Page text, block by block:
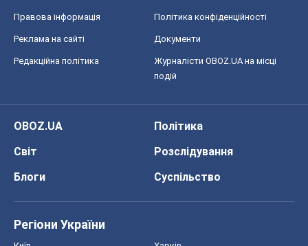
Правова інформація Політика конфіденційності
Реклама на сайті Документи
Редакційна політика
Журналісти OBOZ.UA на місці
подій
OBOZ.UA
Політика
Світ
Розслідування
Блоги
Суспільство
Регіони України